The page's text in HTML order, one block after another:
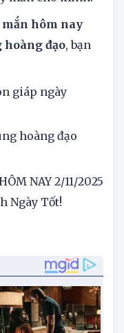
để đưa ra lựa
mắn cho mình!
mắn hôm nay
đạo
giáp ngày
hoàng đạo
NAY 2/11/2025